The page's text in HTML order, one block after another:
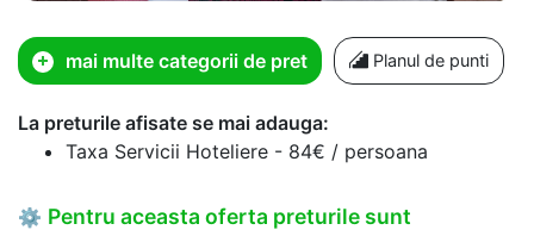
mai multe categorii de pret Planul de punti
La preturile afisate se mai adauga:
Taxa Servicii Hoteliere - 84€ / persoana
⚙ Pentru aceasta oferta preturile sunt